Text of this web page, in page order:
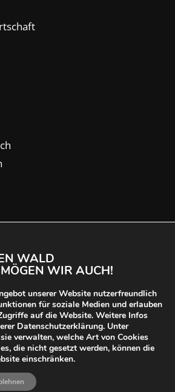
WALD
WIR AUCH!
unserer Website nutzerfreundlich
für soziale Medien und erlauben
auf die Website. Weitere Infos
Datenschutzerklärung. Unter
verwalten, welche Art von Cookies
die nicht gesetzt werden, können die
einschränken.